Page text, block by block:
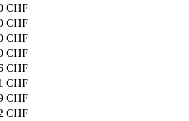
CHF
CHF
CHF
CHF
CHF
CHF
CHF
CHF